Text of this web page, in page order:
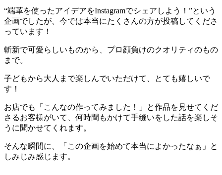
“端革を使ったアイデアをInstagramでシェアしよう！”という
企画でしたが、今では本当にたくさんの方が投稿してくださ
っています！
斬新で可愛らしいものから、プロ顔負けのクオリティのもの
まで。
子どもから大人まで楽しんでいただけて、とても嬉しいで
す！
お店でも「こんなの作ってみました！」と作品を見せてくだ
さるお客様がいて、何時間もかけて手縫いをした話を楽しそ
うに聞かせてくれます。
そんな瞬間に、「この企画を始めて本当によかったなぁ」と
しみじみ感じます。